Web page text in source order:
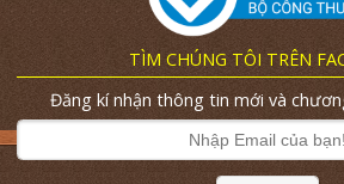
TÌM CHÚNG TÔI TRÊN
Đăng kí nhận thông tin mới và